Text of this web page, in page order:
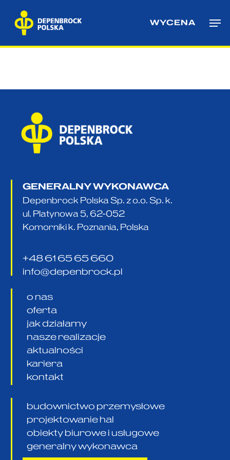
content
WYCENA
GENERALNY WYKONAWCA
Depenbrock Polska Sp. z o.o. Sp. k.
ul. Platynowa 5, 62-052
Komorniki k. Poznania, Polska
+48 61 65 65 660
info@depenbrock.pl
o nas
oferta
jak działamy
nasze realizacje
aktualności
kariera
kontakt
budownictwo przemysłowe
projektowanie hal
obiekty biurowe i usługowe
generalny wykonawca